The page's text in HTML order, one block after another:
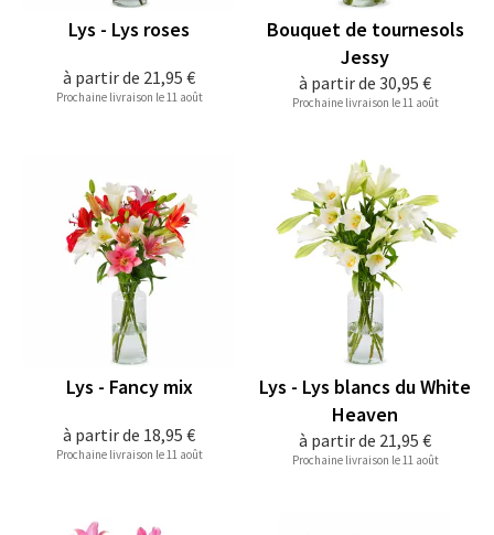
à partir de 21,95 €
Lys - Lys roses
Prochaine livraison le 11 août
à partir de 30,95 €
Bouquet de tournesols
Jessy
Prochaine livraison le 11 août
à partir de 18,95 €
Lys - Fancy mix
Prochaine livraison le 11 août
à partir de 21,95 €
Lys - Lys blancs du White
Heaven
Prochaine livraison le 11 août